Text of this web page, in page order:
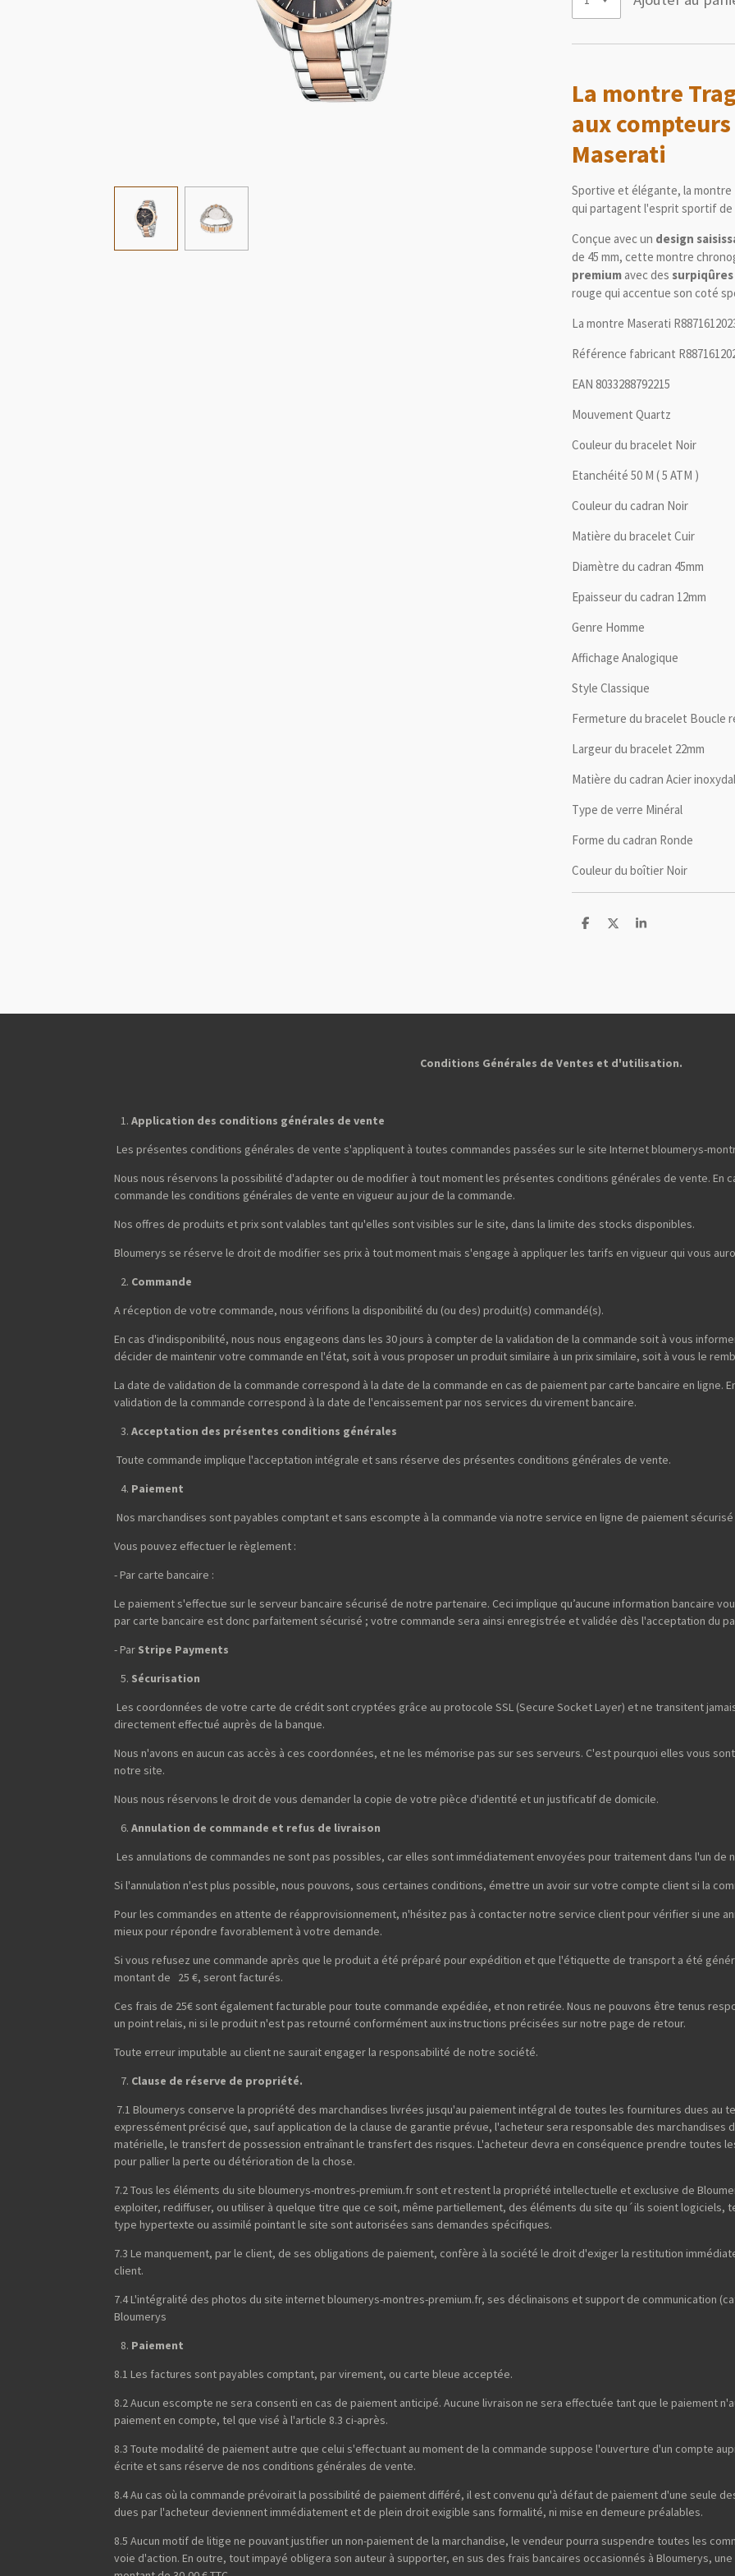
La montre
aux
Maserati
Sportive et élégante, la
qui partagent l'esprit sportif de
Conçue avec un design
de 45 mm, cette montre
premium avec des
rouge qui accentue son coté
La montre Maserati
Référence fabricant
EAN 8033288792215
Mouvement Quartz
Couleur du bracelet Noir
Etanchéité 50 M ( 5 ATM )
Couleur du cadran Noir
Matière du bracelet Cuir
Diamètre du cadran 45mm
Epaisseur du cadran 12mm
Genre Homme
Affichage Analogique
Style Classique
Fermeture du bracelet Boucle
Largeur du bracelet 22mm
Matière du cadran Acier
Type de verre Minéral
Forme du cadran Ronde
Couleur du boîtier Noir
P
r
P
r
P
r
Conditions Générales de Ventes et d'utilisation.
Application des conditions générales de vente
Les présentes conditions générales de vente s'appliquent à toutes commandes passées sur le site Internet bloumerys-
Nous nous réservons la possibilité d'adapter ou de modifier à tout moment les présentes conditions générales de vente. En
commande les conditions générales de vente en vigueur au jour de la commande.
Nos offres de produits et prix sont valables tant qu'elles sont visibles sur le site, dans la limite des stocks disponibles.
Bloumerys se réserve le droit de modifier ses prix à tout moment mais s'engage à appliquer les tarifs en vigueur qui vous
Commande
A réception de votre commande, nous vérifions la disponibilité du (ou des) produit(s) commandé(s).
En cas d'indisponibilité, nous nous engageons dans les 30 jours à compter de la validation de la commande soit à vous
décider de maintenir votre commande en l'état, soit à vous proposer un produit similaire à un prix similaire, soit à vous le
La date de validation de la commande correspond à la date de la commande en cas de paiement par carte bancaire en ligne.
validation de la commande correspond à la date de l'encaissement par nos services du virement bancaire.
Acceptation des présentes conditions générales
Toute commande implique l'acceptation intégrale et sans réserve des présentes conditions générales de vente.
Paiement
Nos marchandises sont payables comptant et sans escompte à la commande via notre service en ligne de paiement
Vous pouvez effectuer le règlement :
- Par carte bancaire :
Le paiement s'effectue sur le serveur bancaire sécurisé de notre partenaire. Ceci implique qu’aucune information bancaire
par carte bancaire est donc parfaitement sécurisé ; votre commande sera ainsi enregistrée et validée dès l'acceptation du
- Par Stripe Payments
Sécurisation
Les coordonnées de votre carte de crédit sont cryptées grâce au protocole SSL (Secure Socket Layer) et ne transitent
directement effectué auprès de la banque.
Nous n'avons en aucun cas accès à ces coordonnées, et ne les mémorise pas sur ses serveurs. C'est pourquoi elles vous
notre site.
Nous nous réservons le droit de vous demander la copie de votre pièce d'identité et un justificatif de domicile.
Annulation de commande et refus de livraison
Les annulations de commandes ne sont pas possibles, car elles sont immédiatement envoyées pour traitement dans l'un
Si l'annulation n'est plus possible, nous pouvons, sous certaines conditions, émettre un avoir sur votre compte client si la
Pour les commandes en attente de réapprovisionnement, n'hésitez pas à contacter notre service client pour vérifier si une
mieux pour répondre favorablement à votre demande.
Si vous refusez une commande après que le produit a été préparé pour expédition et que l'étiquette de transport a été
montant de 25 €, seront facturés.
Ces frais de 25€ sont également facturable pour toute commande expédiée, et non retirée. Nous ne pouvons être tenus
un point relais, ni si le produit n'est pas retourné conformément aux instructions précisées sur notre page de retour.
Toute erreur imputable au client ne saurait engager la responsabilité de notre société.
Clause de réserve de propriété.
7.1 Bloumerys conserve la propriété des marchandises livrées jusqu'au paiement intégral de toutes les fournitures dues au
expressément précisé que, sauf application de la clause de garantie prévue, l'acheteur sera responsable des marchandises
matérielle, le transfert de possession entraînant le transfert des risques. L'acheteur devra en conséquence prendre toutes
pour pallier la perte ou détérioration de la chose.
7.2 Tous les éléments du site bloumerys-montres-premium.fr sont et restent la propriété intellectuelle et exclusive de
exploiter, rediffuser, ou utiliser à quelque titre que ce soit, même partiellement, des éléments du site qu´ils soient logiciels,
type hypertexte ou assimilé pointant le site sont autorisées sans demandes spécifiques.
7.3 Le manquement, par le client, de ses obligations de paiement, confère à la société le droit d'exiger la restitution
client.
7.4 L'intégralité des photos du site internet bloumerys-montres-premium.fr, ses déclinaisons et support de communication
Bloumerys
Paiement
8.1 Les factures sont payables comptant, par virement, ou carte bleue acceptée.
8.2 Aucun escompte ne sera consenti en cas de paiement anticipé. Aucune livraison ne sera effectuée tant que le paiement
paiement en compte, tel que visé à l'article 8.3 ci-après.
8.3 Toute modalité de paiement autre que celui s'effectuant au moment de la commande suppose l'ouverture d'un compte
écrite et sans réserve de nos conditions générales de vente.
8.4 Au cas où la commande prévoirait la possibilité de paiement différé, il est convenu qu'à défaut de paiement d'une seule
dues par l'acheteur deviennent immédiatement et de plein droit exigible sans formalité, ni mise en demeure préalables.
8.5 Aucun motif de litige ne pouvant justifier un non-paiement de la marchandise, le vendeur pourra suspendre toutes les
voie d'action. En outre, tout impayé obligera son auteur à supporter, en sus des frais bancaires occasionnés à Bloumerys,